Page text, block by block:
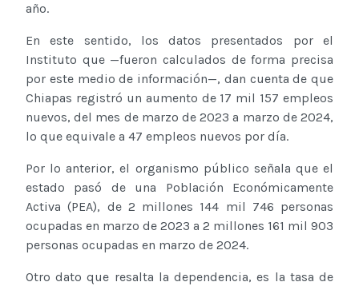
año.
En este sentido, los datos presentados por el
Instituto que —fueron calculados de forma precisa
por este medio de información—, dan cuenta de que
Chiapas registró un aumento de 17 mil 157 empleos
nuevos, del mes de marzo de 2023 a marzo de 2024,
lo que equivale a 47 empleos nuevos por día.
Por lo anterior, el organismo público señala que el
estado pasó de una Población Económicamente
Activa (PEA), de 2 millones 144 mil 746 personas
ocupadas en marzo de 2023 a 2 millones 161 mil 903
personas ocupadas en marzo de 2024.
Otro dato que resalta la dependencia, es la tasa de